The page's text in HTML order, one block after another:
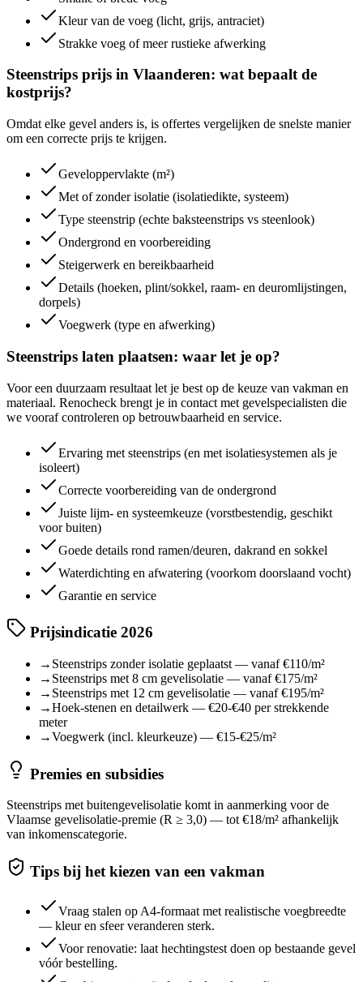
Kleur van de voeg (licht, grijs, antraciet)
Strakke voeg of meer rustieke afwerking
Steenstrips prijs in Vlaanderen: wat bepaalt de
kostprijs?
Omdat elke gevel anders is, is offertes vergelijken de snelste manier
om een correcte prijs te krijgen.
Geveloppervlakte (m²)
Met of zonder isolatie (isolatiedikte, systeem)
Type steenstrip (echte baksteenstrips vs steenlook)
Ondergrond en voorbereiding
Steigerwerk en bereikbaarheid
Details (hoeken, plint/sokkel, raam- en deuromlijstingen,
dorpels)
Voegwerk (type en afwerking)
Steenstrips laten plaatsen: waar let je op?
Voor een duurzaam resultaat let je best op de keuze van vakman en
materiaal. Renocheck brengt je in contact met gevelspecialisten die
we vooraf controleren op betrouwbaarheid en service.
Ervaring met steenstrips (en met isolatiesystemen als je
isoleert)
Correcte voorbereiding van de ondergrond
Juiste lijm- en systeemkeuze (vorstbestendig, geschikt
voor buiten)
Goede details rond ramen/deuren, dakrand en sokkel
Waterdichting en afwatering (voorkom doorslaand vocht)
Garantie en service
Prijsindicatie 2026
→ Steenstrips zonder isolatie geplaatst — vanaf €110/m²
→ Steenstrips met 8 cm gevelisolatie — vanaf €175/m²
→ Steenstrips met 12 cm gevelisolatie — vanaf €195/m²
→Hoek-stenen en detailwerk — €20-€40 per strekkende
meter
→Voegwerk (incl. kleurkeuze) — €15-€25/m²
Premies en subsidies
Steenstrips met buitengevelisolatie komt in aanmerking voor de
Vlaamse gevelisolatie-premie (R ≥ 3,0) — tot €18/m² afhankelijk
van inkomenscategorie.
Tips bij het kiezen van een vakman
Vraag stalen op A4-formaat met realistische voegbreedte
— kleur en sfeer veranderen sterk.
Voor renovatie: laat hechtingstest doen op bestaande gevel
vóór bestelling.